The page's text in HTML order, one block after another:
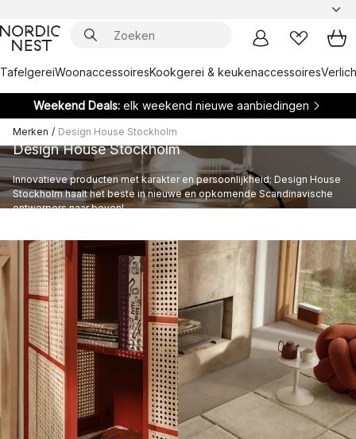
TafelgereiWoonaccessoiresKookgerei & keukenaccessoires
Weekend Deals: elk weekend nieuwe aanbiedingen
Merken / Design House Stockholm
Design House Stockholm
Innovatieve producten met karakter en persoonlijkheid; Design House
Stockholm haalt het beste in nieuwe en opkomende Scandinavische
ontwerpers naar boven!